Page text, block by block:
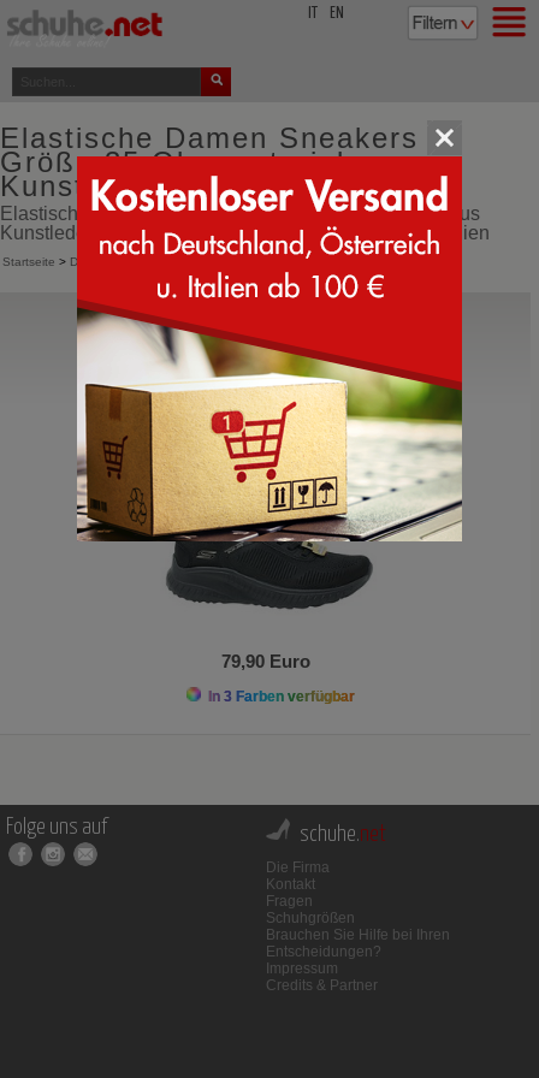
EN
Elastische Damen Sneakers
Größe 35 Obermaterial aus
Kunstleder und Cordura
Elastische Damen Sneakers Größe 35 Obermaterial aus
Kunstleder und Cordura online bestellen direkt aus Italien
Startseite > Damen
117497 Bobs Squad Chaos
Turnschuhe
79,90 Euro
In 3 Farben verfügbar
Folge uns auf schuhe.net
Die Firma
Kontakt
Fragen
Schuhgrößen
Brauchen Sie Hilfe bei Ihren
Entscheidungen?
Impressum
Credits & Partner